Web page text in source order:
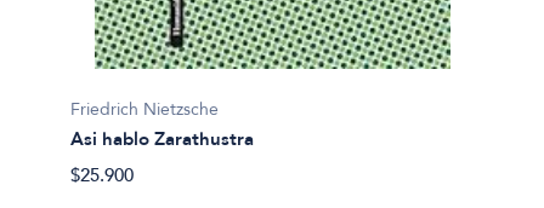
Friedrich Nietzsche
Asi hablo Zarathustra
$25.900